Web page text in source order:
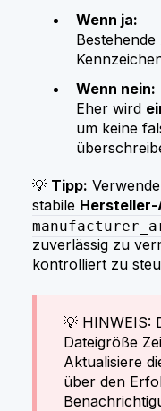
Wenn ja:
Wenn nein:
Eher wird
um keine
💡 Tipp:
stabile
zuverlässig zu
kontrolliert zu
💡 HINWEIS:
Dateigröße
Aktualisiere
über den